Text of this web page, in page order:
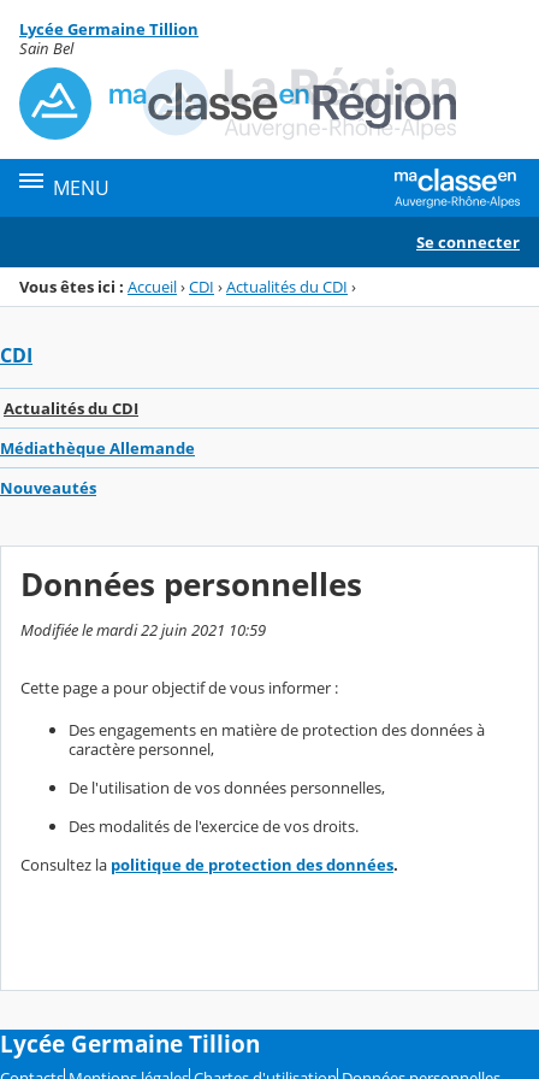
Menu de la rubrique
Contenu
Lycée Germaine Tillion
Sain Bel
MENU
Se connecter
Vous êtes ici : Accueil›CDI ›Actualités du CDI ›
CDI
Actualités du CDI
Médiathèque Allemande
Nouveautés
Données personnelles
Modifiée le mardi 22 juin 2021 10:59
Cette page a pour objectif de vous informer :
Des engagements en matière de protection des données à
caractère personnel,
De l'utilisation de vos données personnelles,
Des modalités de l'exercice de vos droits.
Consultez la politique de protection des données.
Lycée Germaine Tillion